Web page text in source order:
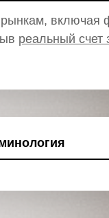
включая
реальный счет